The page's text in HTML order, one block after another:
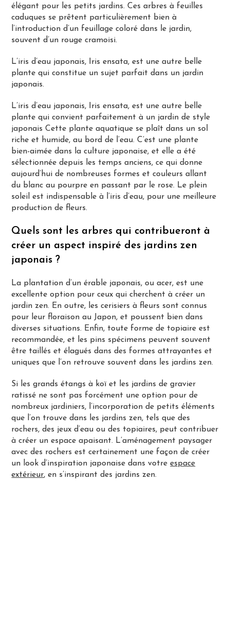
élégant pour les petits jardins. Ces arbres à feuilles
caduques se prêtent particulièrement bien à
l’introduction d’un feuillage coloré dans le jardin,
souvent d’un rouge cramoisi.
L’iris d’eau japonais, Iris ensata, est une autre belle
plante qui constitue un sujet parfait dans un jardin
japonais.
L’iris d’eau japonais, Iris ensata, est une autre belle
plante qui convient parfaitement à un jardin de style
japonais Cette plante aquatique se plaît dans un sol
riche et humide, au bord de l’eau. C’est une plante
bien-aimée dans la culture japonaise, et elle a été
sélectionnée depuis les temps anciens, ce qui donne
aujourd’hui de nombreuses formes et couleurs allant
du blanc au pourpre en passant par le rose. Le plein
soleil est indispensable à l’iris d’eau, pour une meilleure
production de fleurs.
Quels sont les arbres qui contribueront à
créer un aspect inspiré des jardins zen
japonais ?
La plantation d’un érable japonais, ou acer, est une
excellente option pour ceux qui cherchent à créer un
jardin zen. En outre, les cerisiers à fleurs sont connus
pour leur floraison au Japon, et poussent bien dans
diverses situations. Enfin, toute forme de topiaire est
recommandée, et les pins spécimens peuvent souvent
être taillés et élagués dans des formes attrayantes et
uniques que l’on retrouve souvent dans les jardins zen.
Si les grands étangs à koï et les jardins de gravier
ratissé ne sont pas forcément une option pour de
nombreux jardiniers, l’incorporation de petits éléments
que l’on trouve dans les jardins zen, tels que des
rochers, des jeux d’eau ou des topiaires, peut contribuer
à créer un espace apaisant. L’aménagement paysager
avec des rochers est certainement une façon de créer
un look d’inspiration japonaise dans votreespace
extérieur, en s’inspirant des jardins zen.